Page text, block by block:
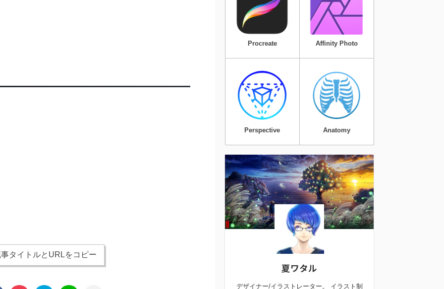
タイトルとURLをコピー
Procreate Affinity Photo
Perspective Anatomy
夏ワタル
デザイナー/イラストレーター。 イラスト制